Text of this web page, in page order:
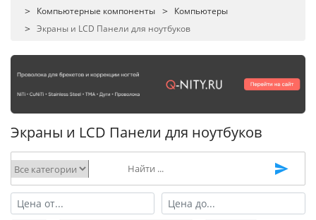
Компьютерные компоненты
Компьютеры
Экраны и LCD Панели для ноутбуков
Экраны и LCD Панели для ноутбуков